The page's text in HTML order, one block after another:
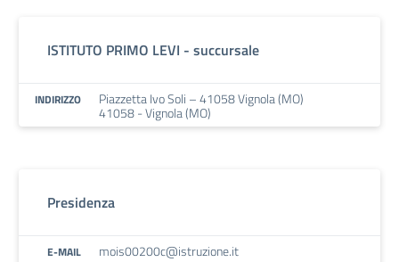
ISTITUTO PRIMO LEVI - succursale
INDIRIZZO Piazzetta Ivo Soli – 41058 Vignola (MO)
41058 - Vignola (MO)
Presidenza
E-MAIL mois00200c@istruzione.it